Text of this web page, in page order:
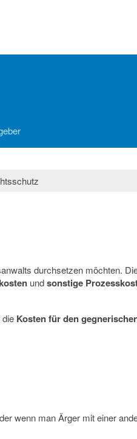
durchsetzen möchten.
undsonstige
Kosten für den
wenn man Ärger mit einer